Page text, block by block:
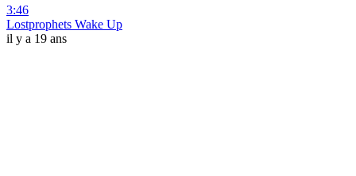
3:46
Lostprophets Wake Up
il y a 19 ans